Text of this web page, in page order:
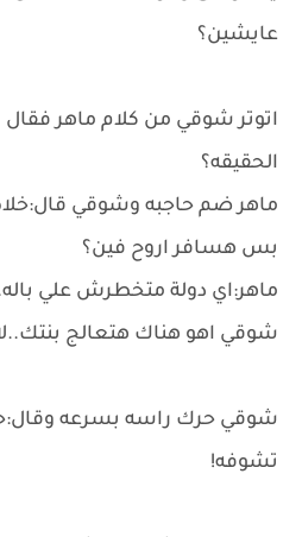
عايشين؟
اتوتر شوقي من كلام ماهر
الحقيقه؟
ماهر ضم حاجبه وشوقي
بس هسافر اروح فين؟
ماهر:اي دولة متخطرش علي
شوقي اهو هناك هتعالج
شوقي حرك راسه بسرعه
تشوفه!